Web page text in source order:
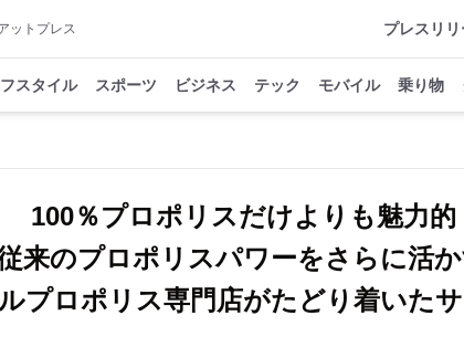
ットプレス プレスリ
スタイル スポーツ ビジネス テック モバイル 乗り物
100％プロポリスだけよりも魅力的
来のプロポリスパワーをさらに活か
プロポリス専門店がたどり着いた